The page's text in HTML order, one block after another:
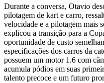
Durante a conversa, Otavio
pilotagem de kart e carro,
velocidade e a pilotagem mais
explicou a transição para a
oportunidade de custo
especificações dos carros da
possuem um motor 1.6 com
acumula pódios em suas
talento precoce e um futuro